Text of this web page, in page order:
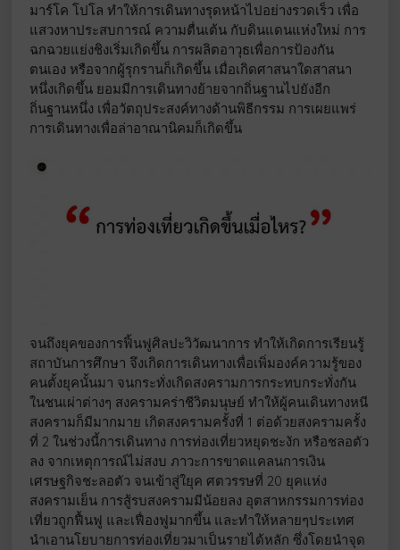
มาร์โค โปโล ทำให้การเดินทางรุดหน้าไปอย่างรวดเร็ว เพื่อ
แสวงหาประสบการณ์ ความตื่นเต้น กับดินแดนแห่งใหม่ การ
ฉกฉวยแย่งชิงเริ่มเกิดขึ้น การผลิตอาวุธเพื่อการป้องกัน
ตนเอง หรือจากผู้รุกรานก็เกิดขึ้น เมื่อเกิดศาสนาใดสาสนา
หนึ่งเกิดขึ้น ยอมมีการเดินทางย้ายจากถิ่นฐานไปยังอีก
ถิ่นฐานหนึ่ง เพื่อวัตถุประสงค์ทางด้านพิธีกรรม การเผยแพร่
การเดินทางเพื่อล่าอาณานิคมก็เกิดขึ้น
จนถึงยุคของการฟิ้นฟูศิลปะวิวัฒนาการ ทำให้เกิดการเรียนรู้
สถาบันการศึกษา จึงเกิดการเดินทางเพื่อเพิ่มองค์ความรู้ของ
คนตั้งยุคนั้นมา จนกระทั่งเกิดสงครามการกระทบกระทั่งกัน
ในชนเผ่าต่างๆ สงครามคร่าชีวิตมนุษย์ ทำให้ผู้คนเดินทางหนี
สงครามก็มีมากมาย เกิดสงครามครั้งที่ 1 ต่อด้วยสงครามครั้ง
ที่ 2 ในช่วงนี้การเดินทาง การท่องเที่ยวหยุดชะงัก หรือชลอตัว
ลง จากเหตุการณ์ไม่สงบ ภาวะการขาดแคลนการเงิน
เศรษฐกิจชะลอตัว จนเข้าสู่ใยุค ศตวรรษที่ 20 ยุคแห่ง
สงครามเย็น การสู้รบสงครามมีน้อยลง อุตสาหกรรมการท่อง
เที่ยวถูกฟื้นฟู และเฟื่องฟูมากขึ้น และทำให้หลายๆประเทศ
นำเอานโยบายการท่องเที่ยวมาเป็นรายได้หลัก ซึ่งโดยนำจุด